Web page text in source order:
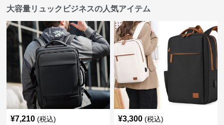
大容量リュックビジネスの人気アイテム
¥7,210 (税込) ¥3,300 (税込)